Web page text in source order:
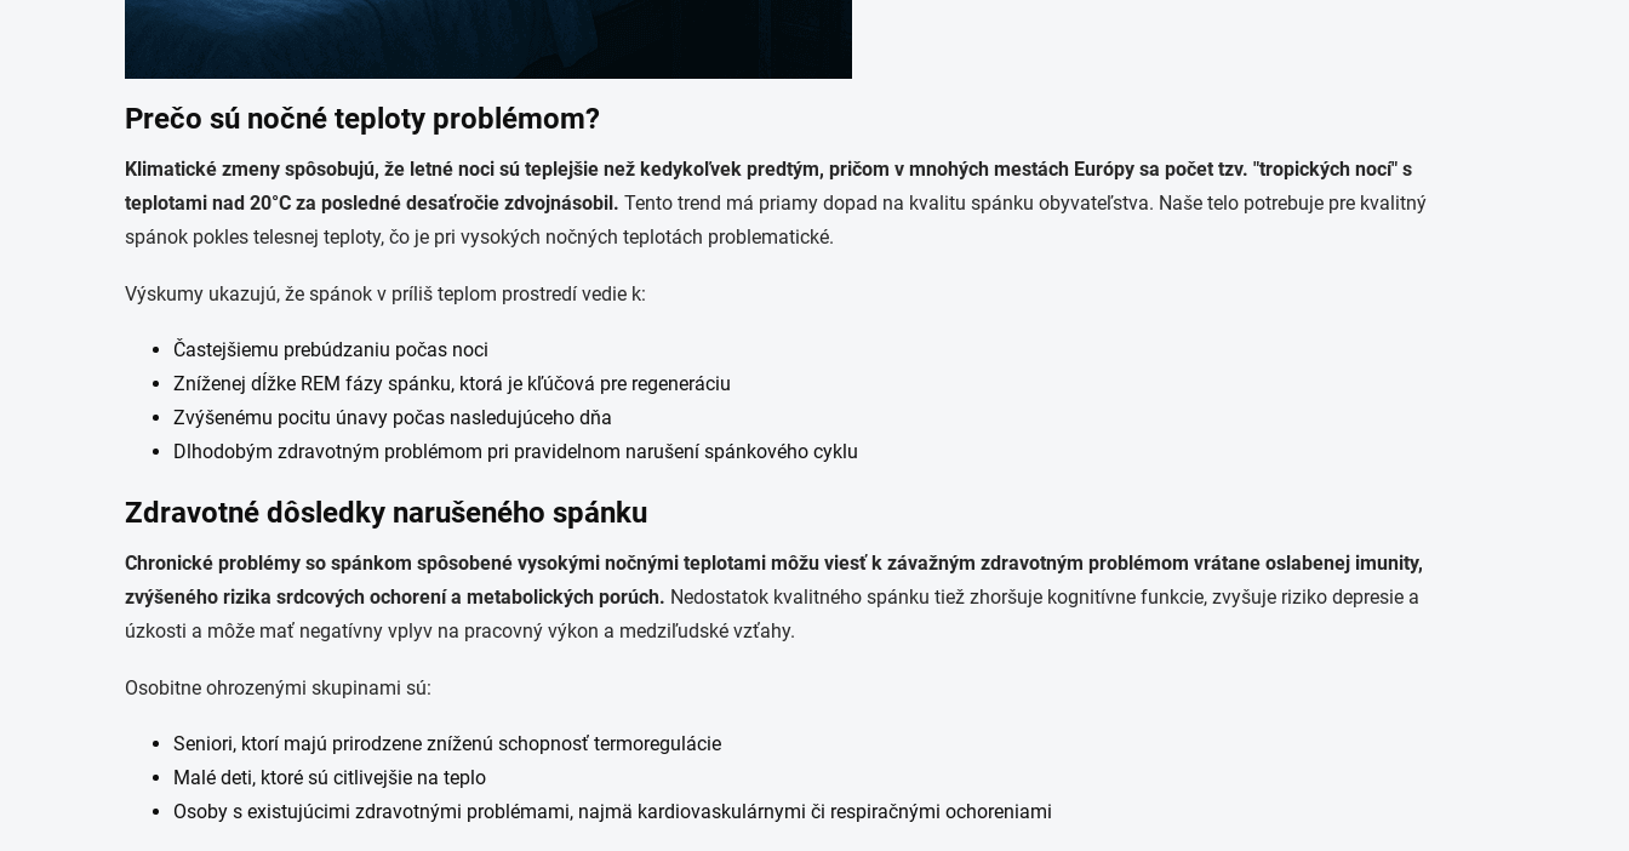
Prečo sú nočné teploty problémom?
Klimatické zmeny spôsobujú, že letné noci sú teplejšie než kedykoľvek predtým, pričom v mnohých mestách Európy sa počet tzv. "tropických nocí" s
teplotami nad 20°C za posledné desaťročie zdvojnásobil. Tento trend má priamy dopad na kvalitu spánku obyvateľstva. Naše telo potrebuje pre kvalitný
spánok pokles telesnej teploty, čo je pri vysokých nočných teplotách problematické.
Výskumy ukazujú, že spánok v príliš teplom prostredí vedie k:
Častejšiemu prebúdzaniu počas noci
Zníženej dĺžke REM fázy spánku, ktorá je kľúčová pre regeneráciu
Zvýšenému pocitu únavy počas nasledujúceho dňa
Dlhodobým zdravotným problémom pri pravidelnom narušení spánkového cyklu
Zdravotné dôsledky narušeného spánku
Chronické problémy so spánkom spôsobené vysokými nočnými teplotami môžu viesť k závažným zdravotným problémom vrátane oslabenej imunity,
zvýšeného rizika srdcových ochorení a metabolických porúch. Nedostatok kvalitného spánku tiež zhoršuje kognitívne funkcie, zvyšuje riziko depresie a
úzkosti a môže mať negatívny vplyv na pracovný výkon a medziľudské vzťahy.
Osobitne ohrozenými skupinami sú:
Seniori, ktorí majú prirodzene zníženú schopnosť termoregulácie
Malé deti, ktoré sú citlivejšie na teplo
Osoby s existujúcimi zdravotnými problémami, najmä kardiovaskulárnymi či respiračnými ochoreniami